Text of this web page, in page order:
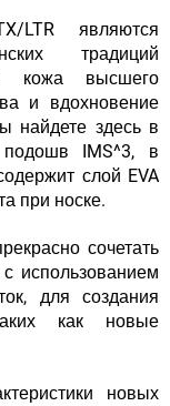
LTR являются
традиций
кожа высшего
и вдохновение
найдете здесь в
подошв IMS^3, в
слой EVA
при носке.
сочетать
использованием
для создания
как новые
новых